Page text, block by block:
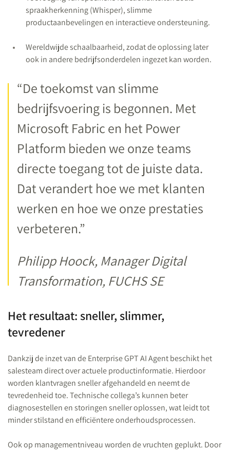
spraakherkenning (Whisper), slimme
productaanbevelingen en interactieve ondersteuning.
Wereldwijde schaalbaarheid, zodat de oplossing later
ook in andere bedrijfsonderdelen ingezet kan worden.
“De toekomst van slimme
bedrijfsvoering is begonnen. Met
Microsoft Fabric en het Power
Platform bieden we onze teams
directe toegang tot de juiste data.
Dat verandert hoe we met klanten
werken en hoe we onze prestaties
verbeteren.”
Philipp Hoock, Manager Digital
Transformation, FUCHS SE
Het resultaat: sneller, slimmer,
tevredener
Dankzij de inzet van de Enterprise GPT AI Agent beschikt het
salesteam direct over actuele productinformatie. Hierdoor
worden klantvragen sneller afgehandeld en neemt de
tevredenheid toe. Technische collega’s kunnen beter
diagnosestellen en storingen sneller oplossen, wat leidt tot
minder stilstand en efficiëntere onderhoudsprocessen.
Ook op managementniveau worden de vruchten geplukt. Door